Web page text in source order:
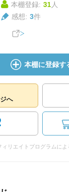
本棚登録: 31人
感想: 3件
本棚に登録す
へ
ィリエイトプログラムに